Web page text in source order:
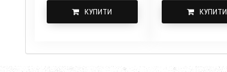
КУПИТИ КУПИТИ